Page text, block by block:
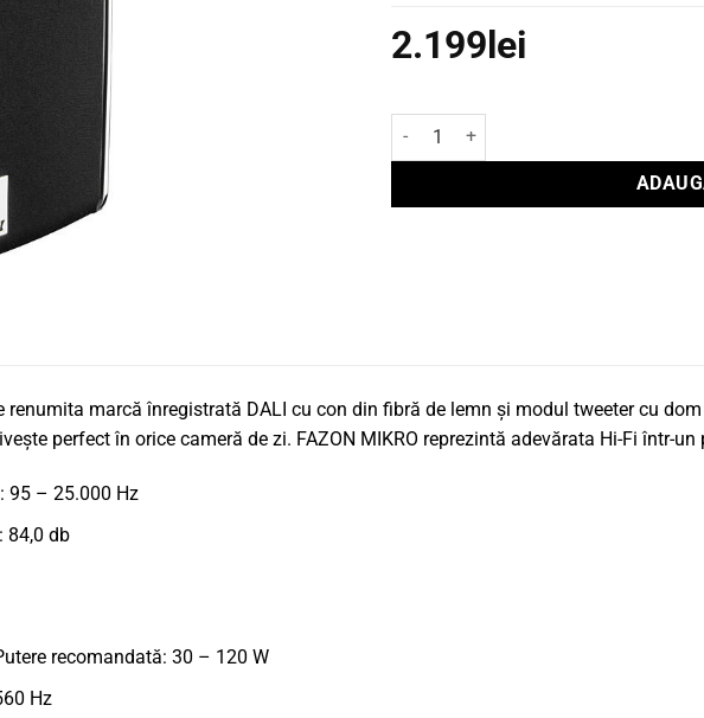
2.199lei
Cantitate Boxe de Raft Dali FAZON MIKRO
renumita marcă înregistrată DALI cu con din fibră de lemn și modul tweeter cu
perfect în orice cameră de zi. FAZON MIKRO reprezintă adevărata Hi-Fi într-
95 – 25.000 Hz
84,0 db
recomandată: 30 – 120 W
Hz